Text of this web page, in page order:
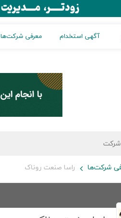
آگهی استخدام معرفی شرکت‌ها
شرکت‌ها راسا صنعت روناک